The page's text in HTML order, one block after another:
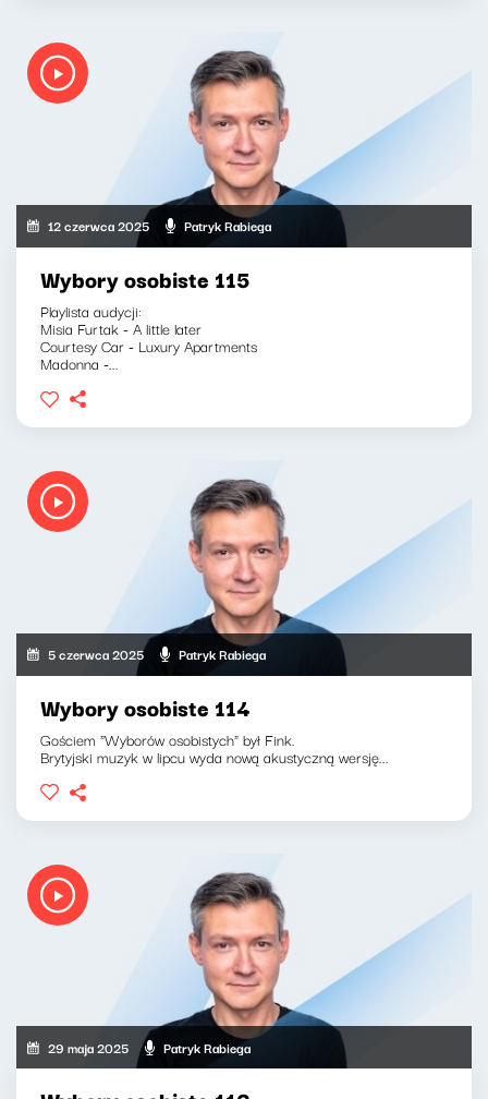
12 czerwca 2025 Patryk Rabiega
Wybory osobiste 115
Playlista audycji:
Misia Furtak - A little later
Courtesy Car - Luxury Apartments
Madonna -...
5 czerwca 2025 Patryk Rabiega
Wybory osobiste 114
Gościem "Wyborów osobistych" był Fink.
Brytyjski muzyk w lipcu wyda nową akustyczną wersję...
29 maja 2025 Patryk Rabiega